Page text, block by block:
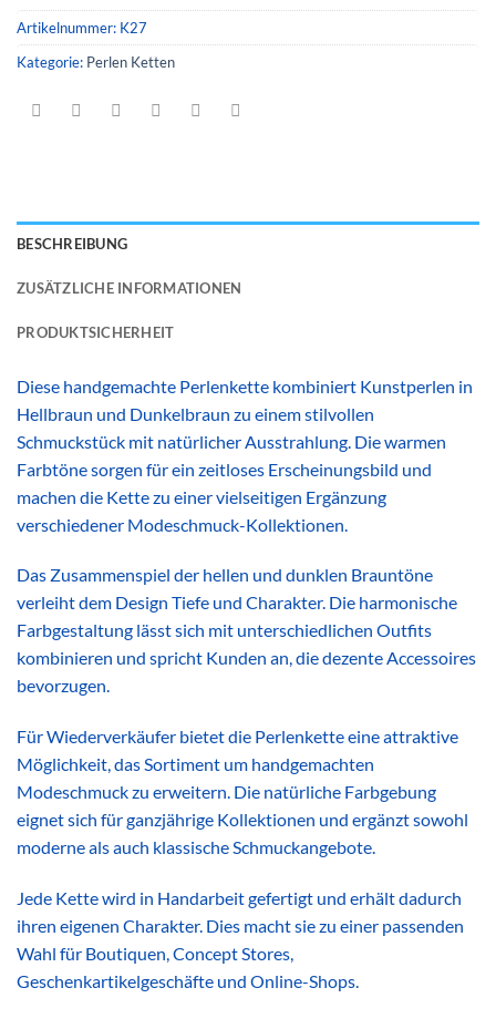
Artikelnummer: K27
Kategorie: Perlen Ketten
BESCHREIBUNG
ZUSÄTZLICHE INFORMATIONEN
PRODUKTSICHERHEIT
Diese handgemachte Perlenkette kombiniert Kunstperlen in
Hellbraun und Dunkelbraun zu einem stilvollen
Schmuckstück mit natürlicher Ausstrahlung. Die warmen
Farbtöne sorgen für ein zeitloses Erscheinungsbild und
machen die Kette zu einer vielseitigen Ergänzung
verschiedener Modeschmuck-Kollektionen.
Das Zusammenspiel der hellen und dunklen Brauntöne
verleiht dem Design Tiefe und Charakter. Die harmonische
Farbgestaltung lässt sich mit unterschiedlichen Outfits
kombinieren und spricht Kunden an, die dezente Accessoires
bevorzugen.
Für Wiederverkäufer bietet die Perlenkette eine attraktive
Möglichkeit, das Sortiment um handgemachten
Modeschmuck zu erweitern. Die natürliche Farbgebung
eignet sich für ganzjährige Kollektionen und ergänzt sowohl
moderne als auch klassische Schmuckangebote.
Jede Kette wird in Handarbeit gefertigt und erhält dadurch
ihren eigenen Charakter. Dies macht sie zu einer passenden
Wahl für Boutiquen, Concept Stores,
Geschenkartikelgeschäfte und Online-Shops.